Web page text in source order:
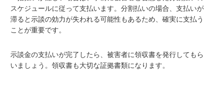
スケジュールに従って支払います。分割払いの場合、支払いが
滞ると示談の効力が失われる可能性もあるため、確実に支払う
ことが重要です。
示談金の支払いが完了したら、被害者に領収書を発行してもら
いましょう。領収書も大切な証拠書類になります。